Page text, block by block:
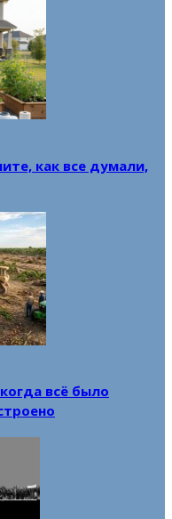
как все думали,
всё было